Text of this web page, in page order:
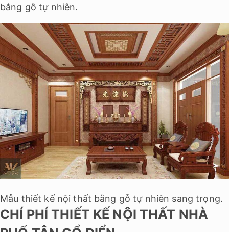
bằng gỗ tự nhiên.
Mẫu thiết kế nội thất bằng gỗ tự nhiên sang trọng.
CHÍ PHÍ THIẾT KẾ NỘI THẤT NHÀ